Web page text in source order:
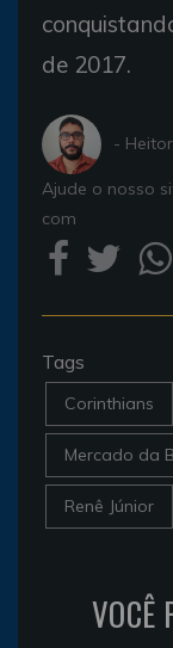
de 2017.
-
Ajude o nosso
com
Tags
Corinthians
Mercado da
Renê Júnior
VOCÊ